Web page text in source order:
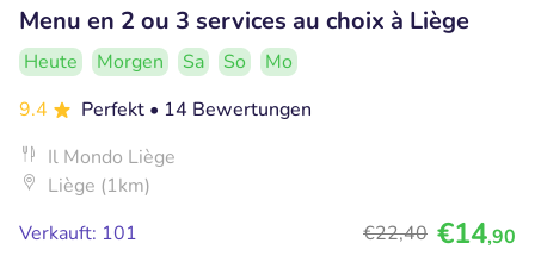
Menu en 2 ou 3 services au choix à Liège
Heute Morgen Sa So
Mo
9.4
Perfekt • 14 Bewertungen
Il Mondo Liège
Liège (1km)
Verkauft: 101
€22,40 €14,90